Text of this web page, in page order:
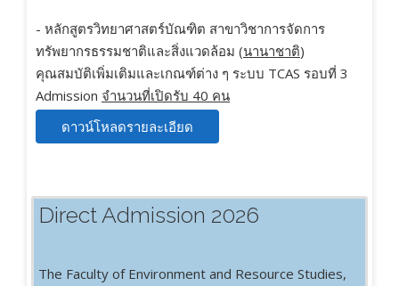
- หลักสูตรวิทยาศาสตร์บัณฑิต สาขาวิชาการจัดการ
ทรัพยากรธรรมชาติและสิ่งแวดล้อม (นานาชาติ)
คุณสมบัติเพิ่มเติมและเกณฑ์ต่าง ๆ ระบบ TCAS รอบที่ 3
Admission จำนวนที่เปิดรับ 40 คน
ดาวน์โหลดรายละเอียด
Direct Admission 2026
The Faculty of Environment and Resource Studies,